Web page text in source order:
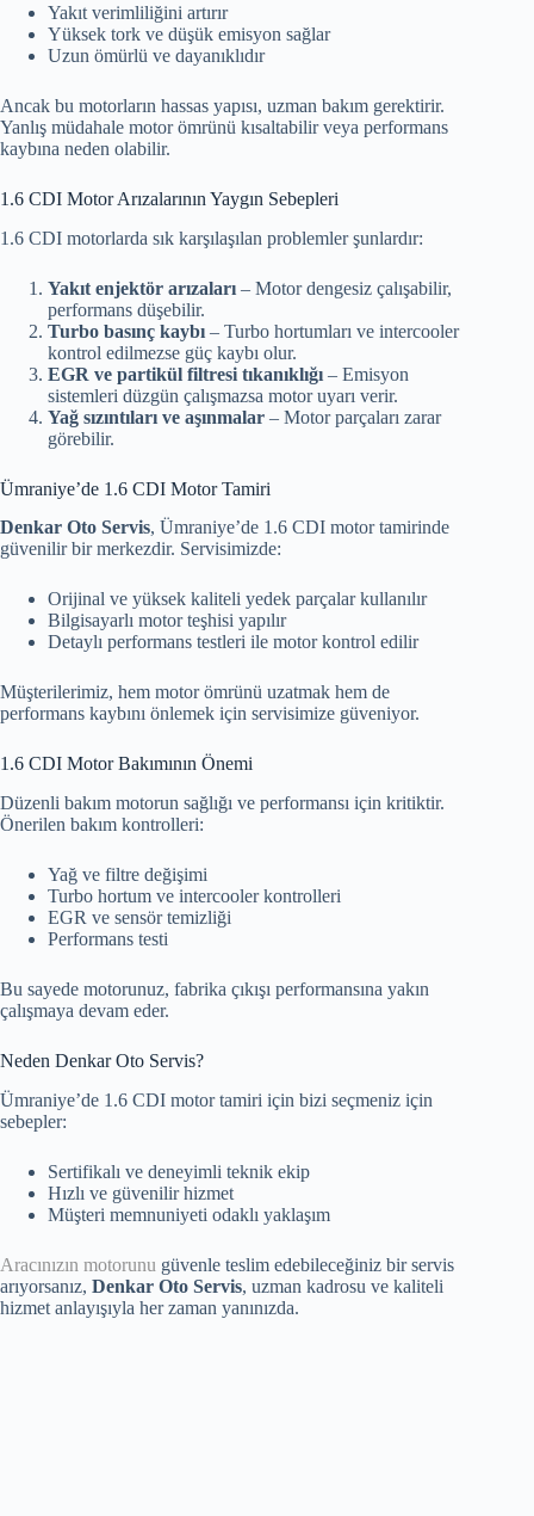
Yakıt verimliliğini artırır
Yüksek tork ve düşük emisyon sağlar
Uzun ömürlü ve dayanıklıdır
Ancak bu motorların hassas yapısı, uzman bakım gerektirir.
Yanlış müdahale motor ömrünü kısaltabilir veya performans
kaybına neden olabilir.
1.6 CDI Motor Arızalarının Yaygın Sebepleri
1.6 CDI motorlarda sık karşılaşılan problemler şunlardır:
Yakıt enjektör arızaları – Motor dengesiz çalışabilir,
performans düşebilir.
Turbo basınç kaybı – Turbo hortumları ve intercooler
kontrol edilmezse güç kaybı olur.
EGR ve partikül filtresi tıkanıklığı – Emisyon
sistemleri düzgün çalışmazsa motor uyarı verir.
Yağ sızıntıları ve aşınmalar – Motor parçaları zarar
görebilir.
Ümraniye’de 1.6 CDI Motor Tamiri
Denkar Oto Servis, Ümraniye’de 1.6 CDI motor tamirinde
güvenilir bir merkezdir. Servisimizde:
Orijinal ve yüksek kaliteli yedek parçalar kullanılır
Bilgisayarlı motor teşhisi yapılır
Detaylı performans testleri ile motor kontrol edilir
Müşterilerimiz, hem motor ömrünü uzatmak hem de
performans kaybını önlemek için servisimize güveniyor.
1.6 CDI Motor Bakımının Önemi
Düzenli bakım motorun sağlığı ve performansı için kritiktir.
Önerilen bakım kontrolleri:
Yağ ve filtre değişimi
Turbo hortum ve intercooler kontrolleri
EGR ve sensör temizliği
Performans testi
Bu sayede motorunuz, fabrika çıkışı performansına yakın
çalışmaya devam eder.
Neden Denkar Oto Servis?
Ümraniye’de 1.6 CDI motor tamiri için bizi seçmeniz için
sebepler:
Sertifikalı ve deneyimli teknik ekip
Hızlı ve güvenilir hizmet
Müşteri memnuniyeti odaklı yaklaşım
Aracınızın motorunu güvenle teslim edebileceğiniz bir servis
arıyorsanız, Denkar Oto Servis, uzman kadrosu ve kaliteli
hizmet anlayışıyla her zaman yanınızda.